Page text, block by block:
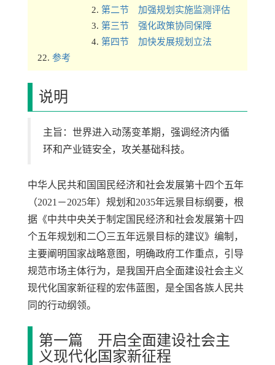
第二节 加强规划实施监测评估
第三节 强化政策协同保障
第四节 加快发展规划立法
参考
说明
主旨：世界进入动荡变革期，强调经济内循
环和产业链安全，攻关基础科技。
中华人民共和国国民经济和社会发展第十四个五年
（2021－2025年）规划和2035年远景目标纲要，根
据《中共中央关于制定国民经济和社会发展第十四
个五年规划和二〇三五年远景目标的建议》编制，
主要阐明国家战略意图，明确政府工作重点，引导
规范市场主体行为，是我国开启全面建设社会主义
现代化国家新征程的宏伟蓝图，是全国各族人民共
同的行动纲领。
第一篇 开启全面建设社会主
义现代化国家新征程